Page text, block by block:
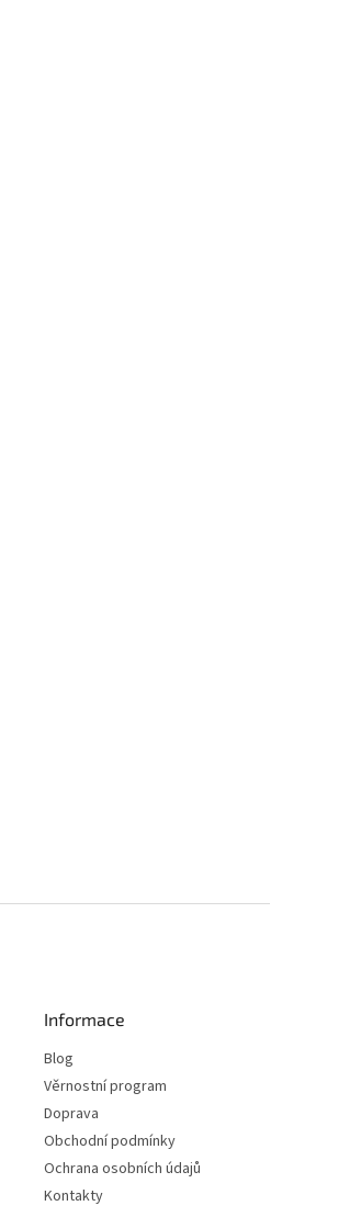
Informace
Blog
Věrnostní program
Doprava
Obchodní podmínky
Ochrana osobních údajů
Kontakty